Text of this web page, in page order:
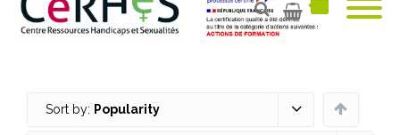
Sort by: Popularity